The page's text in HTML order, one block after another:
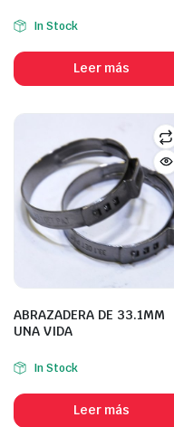
In Stock
Leer más
ABRAZADERA DE 33.1MM
UNA VIDA
In Stock
Leer más